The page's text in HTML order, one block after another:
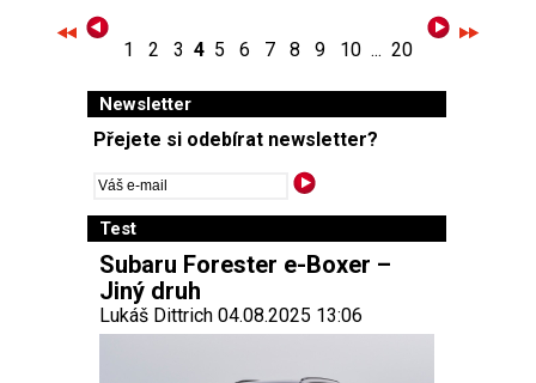
1 2 3 4 5 6 7 8 9 10 ... 20
Newsletter
Přejete si odebírat newsletter?
Test
Subaru Forester e-Boxer –
Jiný druh
Lukáš Dittrich 04.08.2025 13:06